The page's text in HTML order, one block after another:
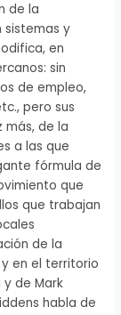
de la
sistemas y
en
sin
de empleo,
pero sus
más, de la
a las que
fórmula de
que
que trabajan
de la
en el territorio
de Mark
habla de